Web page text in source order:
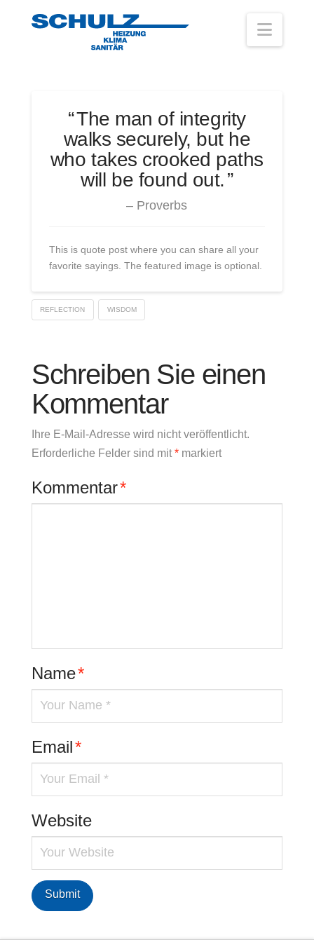
The man of integrity
walks securely, but he
who takes crooked paths
will be found out.
Proverbs
This is quote post where you can share all your
favorite sayings. The featured image is optional.
REFLECTION WISDOM
Schreiben Sie einen
Kommentar
Ihre E-Mail-Adresse wird nicht veröffentlicht.
Erforderliche Felder sind mit *markiert
Kommentar*
Name*
Email*
Website